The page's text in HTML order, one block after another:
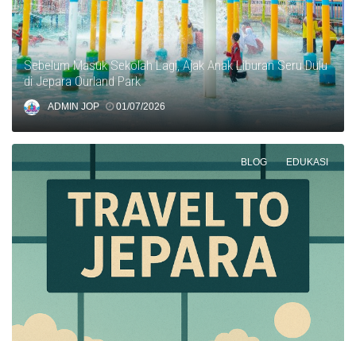
Sebelum Masuk Sekolah Lagi, Ajak Anak Liburan Seru Dulu
di Jepara Ourland Park
ADMIN JOP 01/07/2026
BLOG EDUKASI